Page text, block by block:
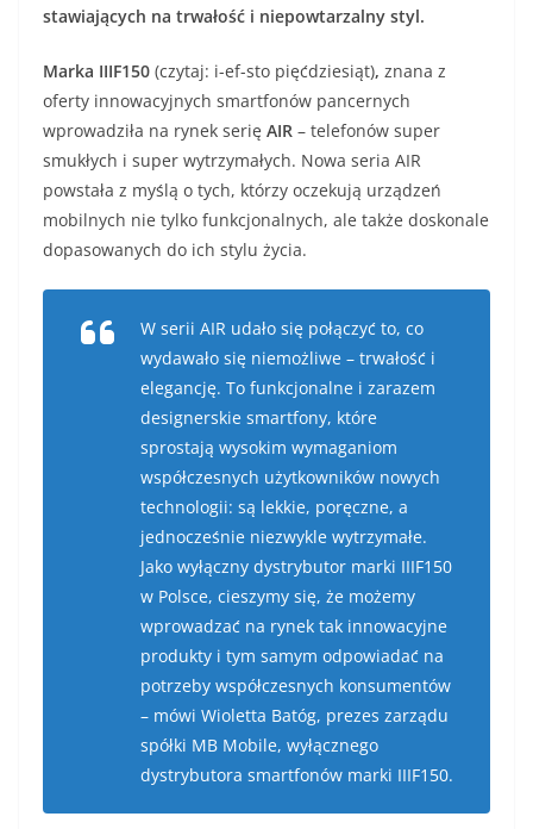
stawiających na trwałość i niepowtarzalny styl.
Marka IIIF150 (czytaj: i-ef-sto pięćdziesiąt), znana z
oferty innowacyjnych smartfonów pancernych
wprowadziła na rynek serię AIR – telefonów super
smukłych i super wytrzymałych. Nowa seria AIR
powstała z myślą o tych, którzy oczekują urządzeń
mobilnych nie tylko funkcjonalnych, ale także doskonale
dopasowanych do ich stylu życia.
W serii AIR udało się połączyć to, co
wydawało się niemożliwe – trwałość i
elegancję. To funkcjonalne i zarazem
designerskie smartfony, które
sprostają wysokim wymaganiom
współczesnych użytkowników nowych
technologii: są lekkie, poręczne, a
jednocześnie niezwykle wytrzymałe.
Jako wyłączny dystrybutor marki IIIF150
w Polsce, cieszymy się, że możemy
wprowadzać na rynek tak innowacyjne
produkty i tym samym odpowiadać na
potrzeby współczesnych konsumentów
– mówi Wioletta Batóg, prezes zarządu
spółki MB Mobile, wyłącznego
dystrybutora smartfonów marki IIIF150.